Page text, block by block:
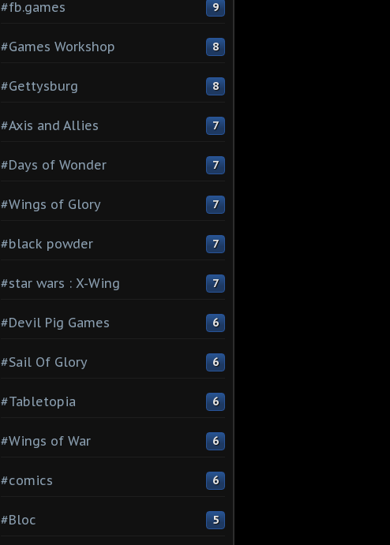
#fb.games 9
#Games Workshop 8
#Gettysburg 8
#Axis and Allies 7
#Days of Wonder 7
#Wings of Glory 7
#black powder 7
#star wars : X-Wing 7
#Devil Pig Games 6
#Sail Of Glory 6
#Tabletopia 6
#Wings of War 6
#comics 6
#Bloc 5